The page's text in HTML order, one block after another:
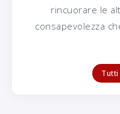
rincuorare le
consapevolezza